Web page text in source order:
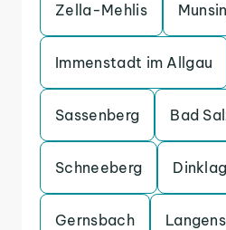
Zella-Mehlis
Immenstadt im Allgau
Sassenberg Bad
Schneeberg
Gernsbach